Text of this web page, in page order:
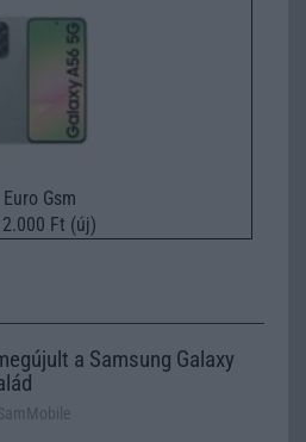
Euro Gsm
Ft (új)
a Samsung Galaxy
SamMobile